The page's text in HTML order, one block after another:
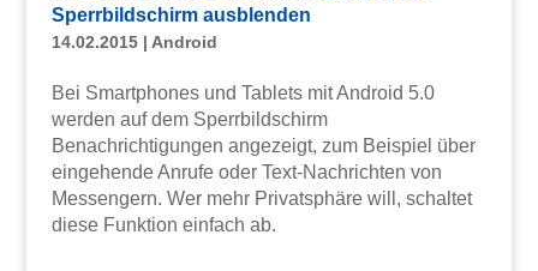
Sperrbildschirm ausblenden
14.02.2015| Android
Bei Smartphones und Tablets mit Android 5.0
werden auf dem Sperrbildschirm
Benachrichtigungen angezeigt, zum Beispiel über
eingehende Anrufe oder Text-Nachrichten von
Messengern. Wer mehr Privatsphäre will, schaltet
diese Funktion einfach ab.